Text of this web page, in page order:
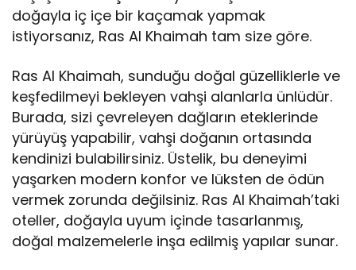
doğayla iç içe bir kaçamak yapmak
istiyorsanız, Ras Al Khaimah tam size göre.
Ras Al Khaimah, sunduğu doğal güzelliklerle ve
keşfedilmeyi bekleyen vahşi alanlarla ünlüdür.
Burada, sizi çevreleyen dağların eteklerinde
yürüyüş yapabilir, vahşi doğanın ortasında
kendinizi bulabilirsiniz. Üstelik, bu deneyimi
yaşarken modern konfor ve lüksten de ödün
vermek zorunda değilsiniz. Ras Al Khaimah’taki
oteller, doğayla uyum içinde tasarlanmış,
doğal malzemelerle inşa edilmiş yapılar sunar.